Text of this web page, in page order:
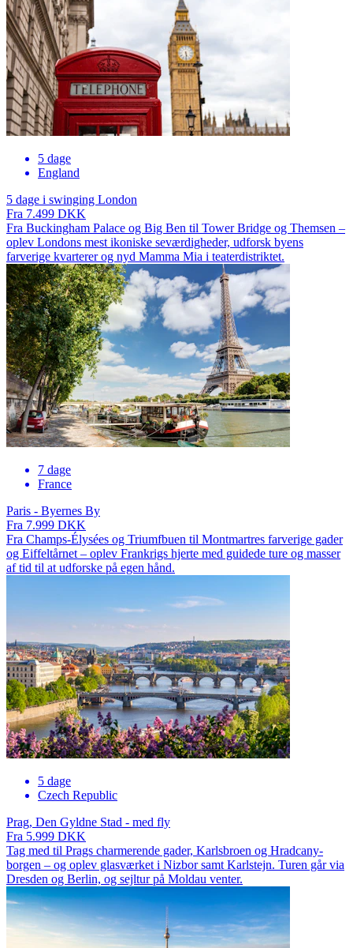
5 dage
England
5 dage i swinging London
Fra 7.499 DKK
Fra Buckingham Palace og Big Ben til Tower Bridge og Themsen –
oplev Londons mest ikoniske seværdigheder, udforsk byens
farverige kvarterer og nyd Mamma Mia i teaterdistriktet.
7 dage
France
Paris - Byernes By
Fra 7.999 DKK
Fra Champs-Élysées og Triumfbuen til Montmartres farverige gader
og Eiffeltårnet – oplev Frankrigs hjerte med guidede ture og masser
af tid til at udforske på egen hånd.
5 dage
Czech Republic
Prag, Den Gyldne Stad - med fly
Fra 5.999 DKK
Tag med til Prags charmerende gader, Karlsbroen og Hradcany-
borgen – og oplev glasværket i Nizbor samt Karlstejn. Turen går via
Dresden og Berlin, og sejltur på Moldau venter.